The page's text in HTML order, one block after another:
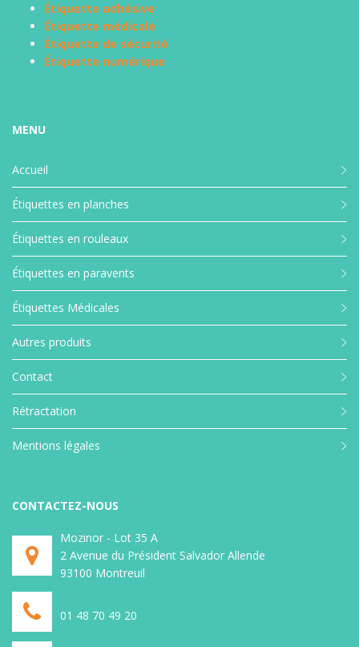
Étiquette adhésive
Étiquette médicale
Étiquette de sécurité
Étiquette numérique
MENU
Accueil
Étiquettes en planches
Étiquettes en rouleaux
Étiquettes en paravents
Étiquettes Médicales
Autres produits
Contact
Rétractation
Mentions légales
CONTACTEZ-NOUS
Mozinor - Lot 35 A
2 Avenue du Président Salvador Allende
93100 Montreuil
01 48 70 49 20